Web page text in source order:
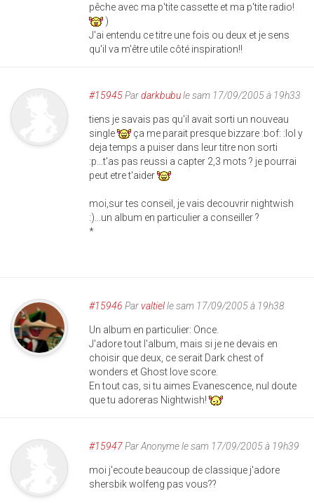
pêche avec ma p'tite cassette et ma p'tite radio!
)
J'ai entendu ce titre une fois ou deux et je sens
qu'il va m'être utile côté inspiration!!
#15945Pardarkbubule sam 17/09/2005 à 19h33
tiens je savais pas qu'il avait sorti un nouveau
single
ça me parait presque bizzare :bof: :lol y
deja temps a puiser dans leur titre non sorti
:p...t'as pas reussi a capter 2,3 mots ? je pourrai
peut etre t'aider
moi,sur tes conseil, je vais decouvrir nightwish
:)...un album en particulier a conseiller ?
*
#15946 Parvaltielle sam 17/09/2005 à 19h38
Un album en particulier: Once.
J'adore tout l'album, mais si je ne devais en
choisir que deux, ce serait Dark chest of
wonders et Ghost love score.
En tout cas, si tu aimes Evanescence, nul doute
que tu adoreras Nightwish!
#15947ParAnonymele sam 17/09/2005 à 19h39
moi j'ecoute beaucoup de classique j'adore
shersbik wolfeng pas vous??